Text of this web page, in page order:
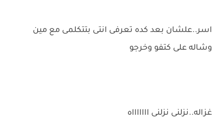
اسر..علشان بعد كده تعرفى انتى بتتكلمى مع مين
وشاله على كتفو وخرجو
غزاله..نزلنى نزلنى اااااااه